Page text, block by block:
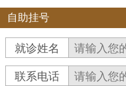
自助挂号
就诊姓名
联系电话